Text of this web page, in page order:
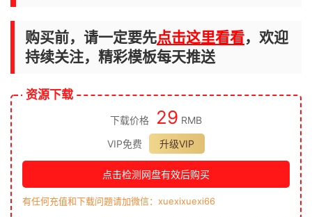
购买前，请一定要先点击这里看看，欢迎
持续关注，精彩模板每天推送
资源下载
下载价格 29 RMB
VIP免费
升级VIP
点击检测网盘有效后购买
有任何充值和下载问题请加微信：xuexixuexi66